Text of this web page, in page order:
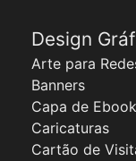
Design
Arte para
Banners
Capa de Ebook
Caricaturas
Cartão de